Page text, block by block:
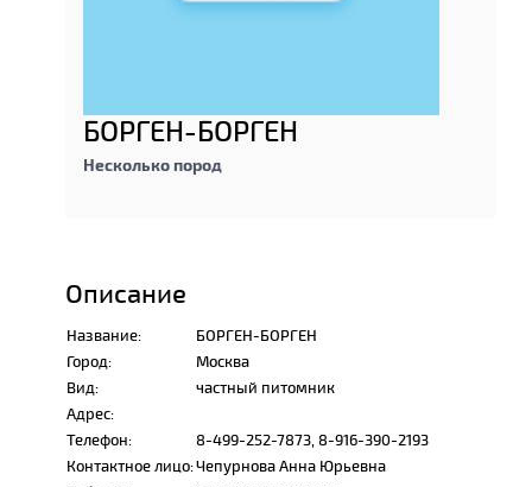
БОРГЕН-БОРГЕН
Несколько пород
Описание
Название:
БОРГЕН-БОРГЕН
Город:
Москва
Вид:
частный питомник
Адрес:
Телефон:
8-499-252-7873, 8-916-390-2193
Контактное лицо:Чепурнова Анна Юрьевна